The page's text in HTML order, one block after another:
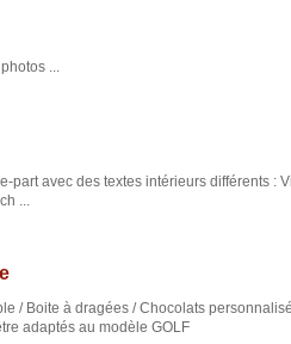
...
part avec des textes intérieurs différents :
...
/ Boite à dragées / Chocolats
adaptés au modèle GOLF